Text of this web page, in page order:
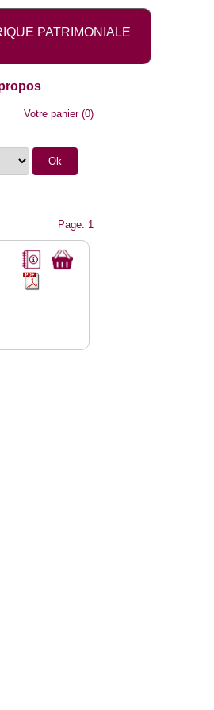
PATRIMONIALE
Votre panier(0)
Page: 1